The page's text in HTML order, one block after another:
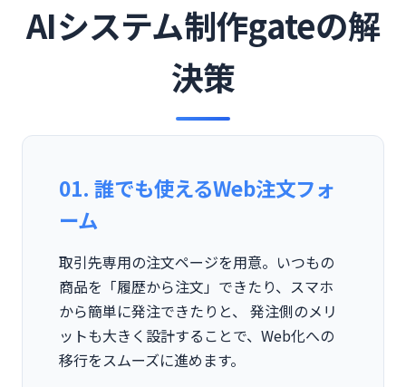
AIシステム制作gateの解
決策
01. 誰でも使えるWeb注文フォ
ーム
取引先専用の注文ページを用意。いつもの
商品を「履歴から注文」できたり、スマホ
から簡単に発注できたりと、 発注側のメリ
ットも大きく設計することで、Web化への
移行をスムーズに進めます。